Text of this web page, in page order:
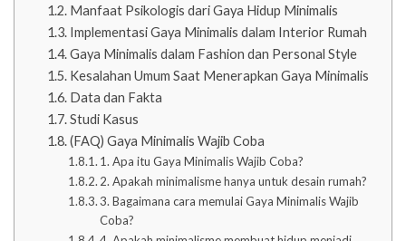
Manfaat Psikologis dari Gaya Hidup Minimalis
Implementasi Gaya Minimalis dalam Interior Rumah
Gaya Minimalis dalam Fashion dan Personal Style
Kesalahan Umum Saat Menerapkan Gaya Minimalis
Data dan Fakta
Studi Kasus
(FAQ) Gaya Minimalis Wajib Coba
1. Apa itu Gaya Minimalis Wajib Coba?
2. Apakah minimalisme hanya untuk desain rumah?
3. Bagaimana cara memulai Gaya Minimalis Wajib
Coba?